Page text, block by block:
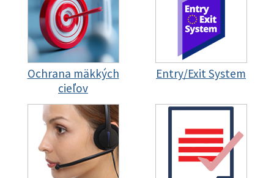
Ochrana mäkkých
cieľov
Entry/Exit System